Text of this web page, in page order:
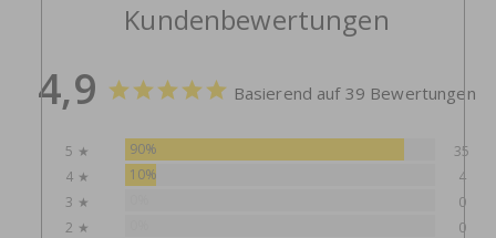
Kundenbewertungen
4,9 Basierend auf 39 Bewertungen
5 ★ 90%
35
4 ★
10%
4
3 ★
0
2 ★
0